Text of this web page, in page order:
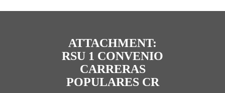
ATTACHMENT:
RSU 1 CONVENIO
CARRERAS
POPULARES CR